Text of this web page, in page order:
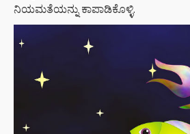
ನಿಯಮತೆಯನ್ನು ಕಾಪಾಡಿಕೊಳ್ಳಿ.